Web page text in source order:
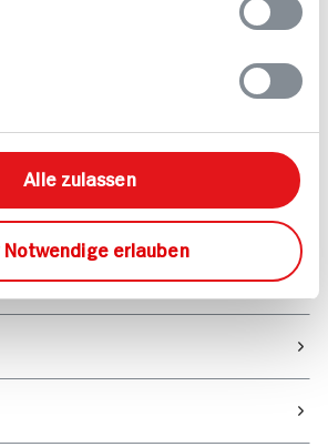
Alle zulassen
Notwendige erlauben